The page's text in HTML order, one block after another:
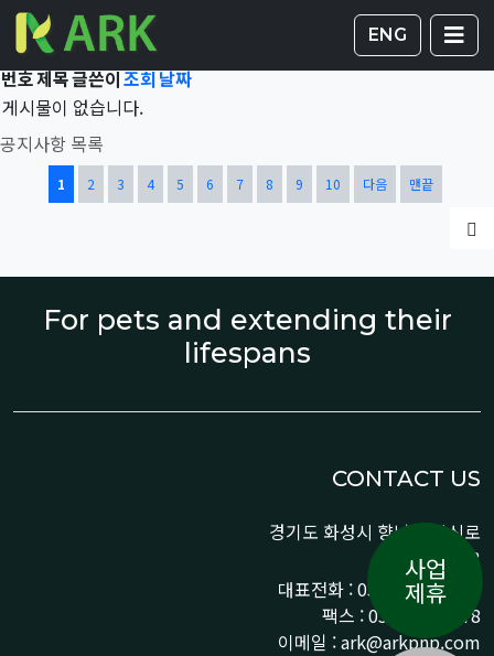
ENG
Total 42,259건1 페이지 게시판
공지사항 목록
번호제목글쓴이조회날짜
게시물이 없습니다.
열린
1 페이지
2
페이지3페이지4
페이지5페이지6
페이지7
페이지8
페이지9
페이지10
페이지 다음 맨끝
For pets and extending their
lifespans
CONTACT US
경기도 화성시 향남읍 상신로
290-13
대표전화 : 031-359-9776 /
팩스 : 031-359-9778
이메일 : ark@arkpnp.com
사업
제휴